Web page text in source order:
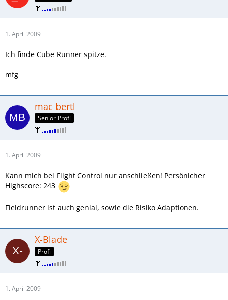
1. April 2009
Ich finde Cube Runner spitze.
mfg
mac bertl
Senior Profi
1. April 2009
Kann mich bei Flight Control nur anschließen! Persönicher
Highscore: 243
Fieldrunner ist auch genial, sowie die Risiko Adaptionen.
X-Blade
Profi
1. April 2009